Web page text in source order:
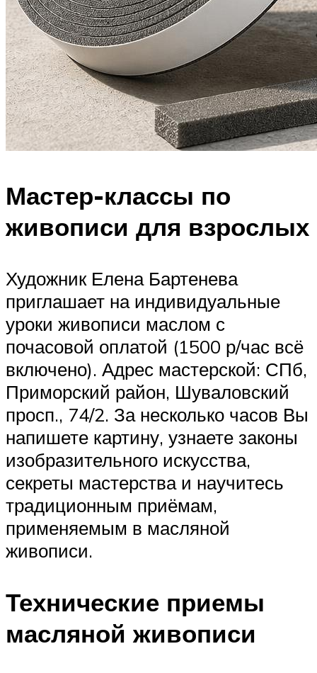
Мастер-классы по
живописи для взрослых
Художник Елена Бартенева
приглашает на индивидуальные
уроки живописи маслом с
почасовой оплатой (1500 р/час всё
включено). Адрес мастерской: СПб,
Приморский район, Шуваловский
просп., 74/2. За несколько часов Вы
напишете картину, узнаете законы
изобразительного искусства,
секреты мастерства и научитесь
традиционным приёмам,
применяемым в масляной
живописи.
Технические приемы
масляной живописи